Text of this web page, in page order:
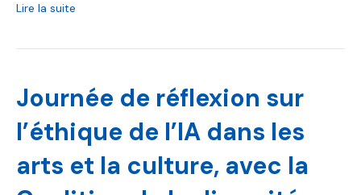
Lire la suite
Journée de réflexion sur
l’éthique de l’IA dans les
arts et la culture, avec la